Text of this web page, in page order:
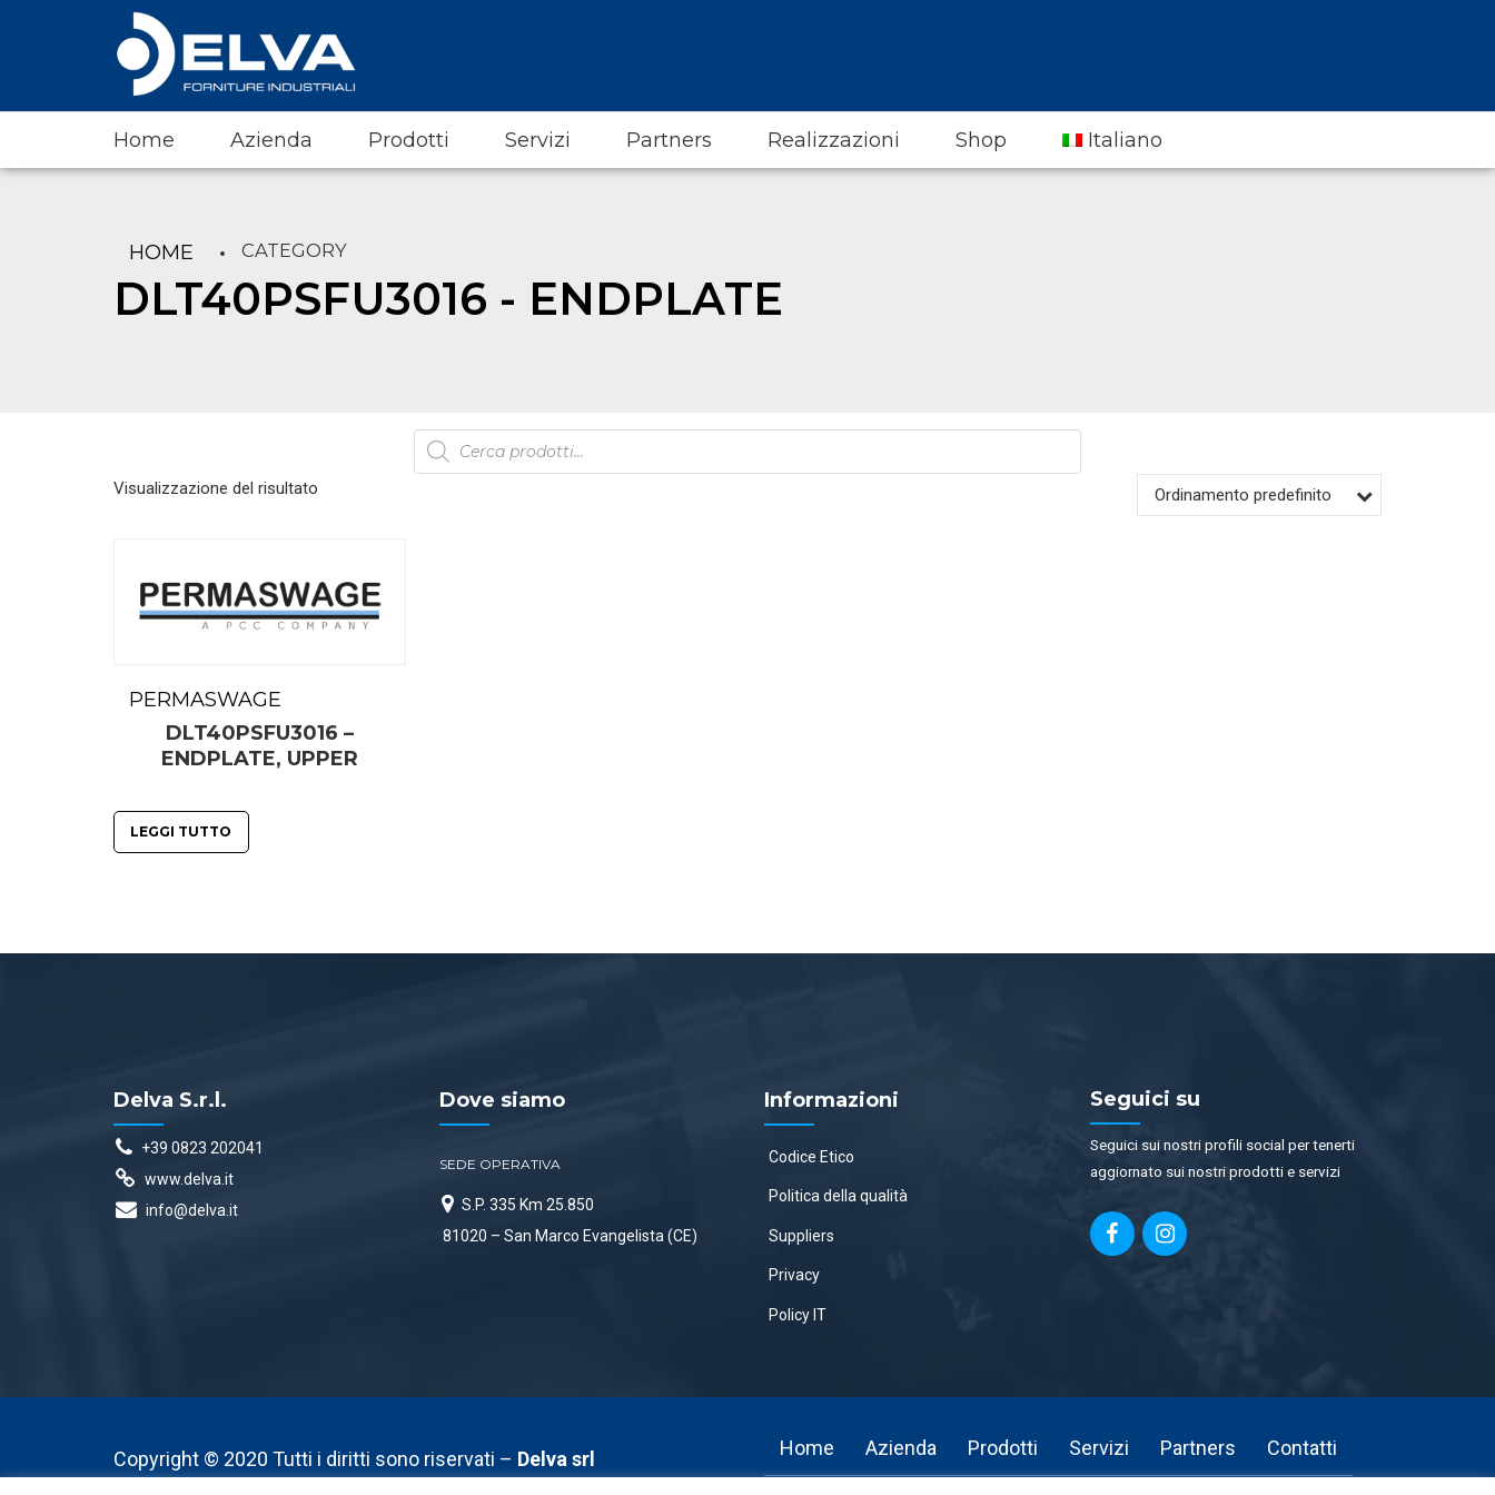
Home Azienda Prodotti Servizi Partners Realizzazioni Shop Italiano
HOME CATEGORY
DLT40PSFU3016 - ENDPLATE
Products
search
Visualizzazione del risultato Ordinamento predefinito
PERMASWAGE
DLT40PSFU3016 –
ENDPLATE, UPPER
LEGGI TUTTO
Delva S.r.l.
+39 0823 202041
www.delva.it
info@delva.it
Dove siamo
SEDE OPERATIVA
S.P. 335 Km 25.850
81020 – San Marco Evangelista (CE)
Informazioni
Codice Etico
Politica della qualità
Suppliers
Privacy
Policy IT
Seguici su
Seguici sui nostri profili social per tenerti
aggiornato sui nostri prodotti e servizi
Copyright © 2020 Tutti i diritti sono riservati – Delva srl
Home Azienda Prodotti Servizi Partners Contatti